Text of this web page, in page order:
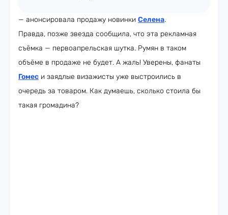
— анонсировала продажу новинки Селена.
Правда, позже звезда сообщила, что эта рекламная
съёмка — первоапрельская шутка. Румян в таком
объёме в продаже не будет. А жаль! Уверены, фанаты
Гомес и заядлые визажисты уже выстроились в
очередь за товаром. Как думаешь, сколько стоила бы
такая громадина?